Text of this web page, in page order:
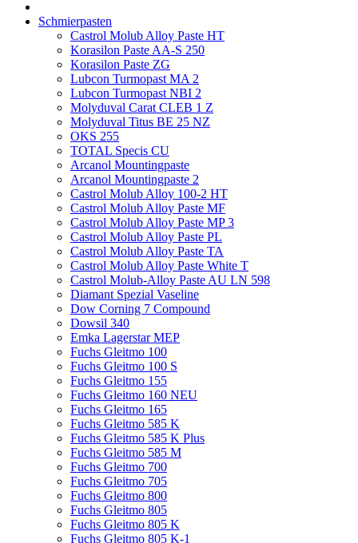
Schmierpasten
Castrol Molub Alloy Paste HT
Korasilon Paste AA-S 250
Korasilon Paste ZG
Lubcon Turmopast MA 2
Lubcon Turmopast NBI 2
Molyduval Carat CLEB 1 Z
Molyduval Titus BE 25 NZ
OKS 255
TOTAL Specis CU
Arcanol Mountingpaste
Arcanol Mountingpaste 2
Castrol Molub Alloy 100-2 HT
Castrol Molub Alloy Paste MF
Castrol Molub Alloy Paste MP 3
Castrol Molub Alloy Paste PL
Castrol Molub Alloy Paste TA
Castrol Molub Alloy Paste White T
Castrol Molub-Alloy Paste AU LN 598
Diamant Spezial Vaseline
Dow Corning 7 Compound
Dowsil 340
Emka Lagerstar MEP
Fuchs Gleitmo 100
Fuchs Gleitmo 100 S
Fuchs Gleitmo 155
Fuchs Gleitmo 160 NEU
Fuchs Gleitmo 165
Fuchs Gleitmo 585 K
Fuchs Gleitmo 585 K Plus
Fuchs Gleitmo 585 M
Fuchs Gleitmo 700
Fuchs Gleitmo 705
Fuchs Gleitmo 800
Fuchs Gleitmo 805
Fuchs Gleitmo 805 K
Fuchs Gleitmo 805 K-1